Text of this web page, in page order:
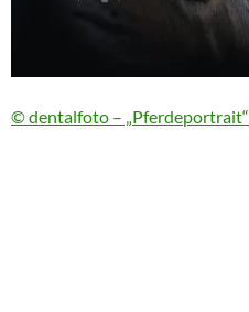
© dentalfoto – „Pferdeportrait“